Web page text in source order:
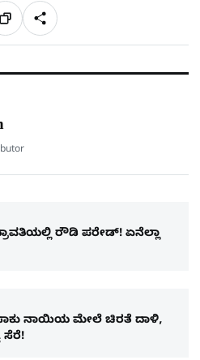
ಲಿಂ
ಕ್
S
h
a
ರೌಡಿ ಪರೇಡ್! ಏನೆಲ್ಲಾ
ಸಾಕು ನಾಯಿಯ ಮೇಲೆ ಚಿರತೆ ದಾಳಿ,
ಸೆರೆ!